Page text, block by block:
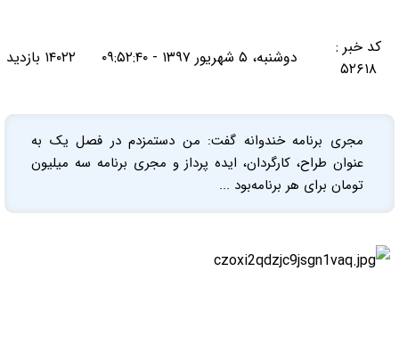
کد خبر :
۵۲۶۱۸
دوشنبه، ۵ شهریور ۱۳۹۷ - ۰۹:۵۲:۴۰ ۱۴۰۲۲ بازدید
مجری برنامه خندوانه گفت: من دستمزدم در فصل یک به
عنوان طراح، کارگردان، ایده پرداز و مجری برنامه سه میلیون
تومان برای هر برنامه‌بود ...